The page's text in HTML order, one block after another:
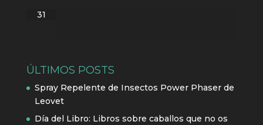
31
ÚLTIMOS POSTS
Spray Repelente de Insectos Power Phaser de
Leovet
Día del Libro: Libros sobre caballos que no os